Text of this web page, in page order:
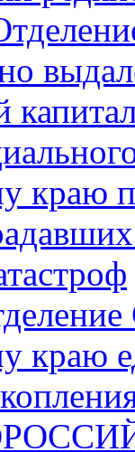
краю
краю